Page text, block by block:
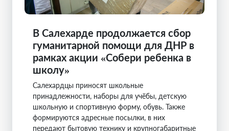
В Салехарде продолжается сбор
гуманитарной помощи для ДНР в
рамках акции «Собери ребенка в
школу»
Салехардцы приносят школьные
принадлежности, наборы для учёбы, детскую
школьную и спортивную форму, обувь. Также
формируются адресные посылки, в них
передают бытовую технику и крупногабаритные